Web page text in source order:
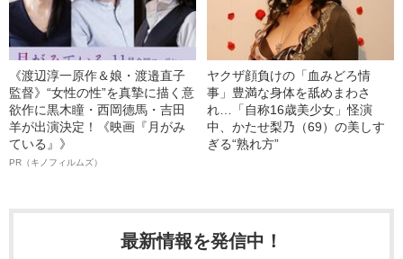
《渡辺淳一原作＆娘・渡邉直子
監督》“女性の性”を真摯に描く意
欲作に黒木瞳・西岡德馬・吉田
羊が出演決定！《映画『月がみ
ている』》
PR（キノフィルムズ）
ヤクザ顔負けの「血みどろ情
事」豊満な身体を舐めまわさ
れ…「自称16歳美少女」怪演
中、かたせ梨乃（69）の美しす
ぎる“熟れ方”
最新情報を発信中！